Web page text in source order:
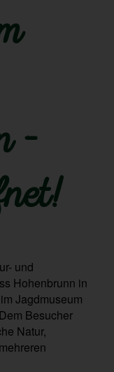
–
und
Hohenbrunn in
Jagdmuseum
Besucher
Natur,